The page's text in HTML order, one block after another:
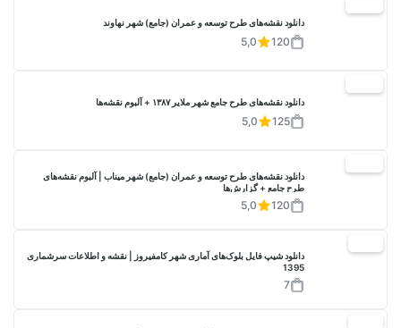
دانلود نقشه‌های طرح توسعه و عمران (جامع) شهر نهاوند
120
5,0
دانلود نقشه‌های طرح جامع شهر ملایر ۱۳۸۷ + آلبوم نقشه‌ها
125
5,0
دانلود نقشه‌های طرح توسعه و عمران (جامع) شهر میناب | آلبوم نقشه‌های
طرح جامع + گزارش‌ها
120
5,0
دانلود شیپ فایل بلوک‌های آماری شهر کامفیروز | نقشه و اطلاعات سرشماری
1395
7